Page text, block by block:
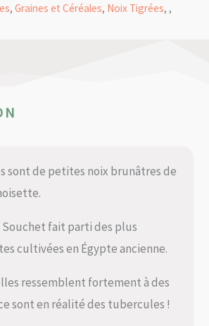
, Graines et Céréales, Noix Tigrées, ,
sont de petites noix brunâtres de
fait parti des plus
cultivées en Égypte ancienne.
ressemblent fortement à des
sont en réalité des tubercules !